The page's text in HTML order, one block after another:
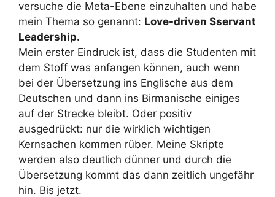
versuche die Meta-Ebene einzuhalten und habe
mein Thema so genannt: Love-driven Sservant
Leadership.
Mein erster Eindruck ist, dass die Studenten mit
dem Stoff was anfangen können, auch wenn
bei der Übersetzung ins Englische aus dem
Deutschen und dann ins Birmanische einiges
auf der Strecke bleibt. Oder positiv
ausgedrückt: nur die wirklich wichtigen
Kernsachen kommen rüber. Meine Skripte
werden also deutlich dünner und durch die
Übersetzung kommt das dann zeitlich ungefähr
hin. Bis jetzt.